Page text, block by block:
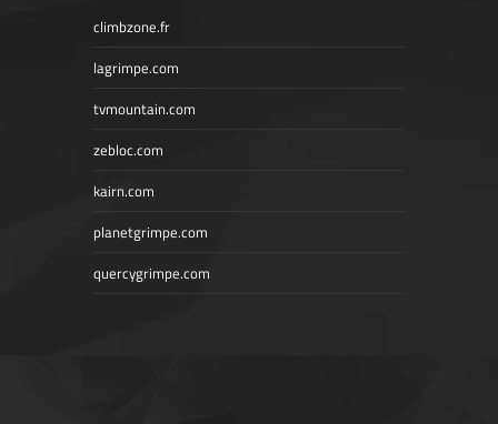
climbzone.fr
lagrimpe.com
tvmountain.com
zebloc.com
kairn.com
planetgrimpe.com
quercygrimpe.com